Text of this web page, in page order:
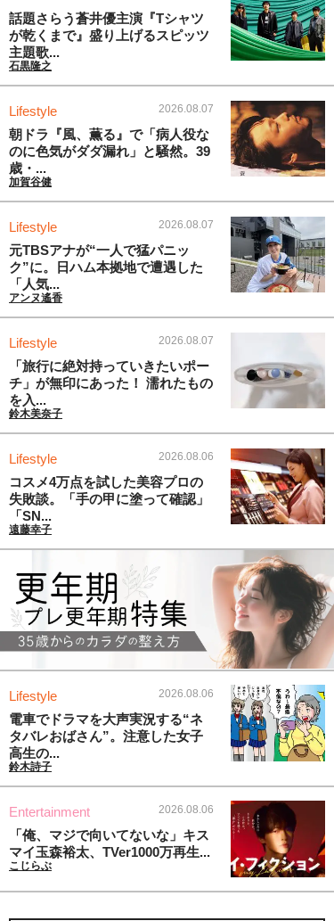
話題さらう蒼井優主演『Tシャツ
が乾くまで』盛り上げるスピッツ
主題歌...
石黒隆之
Lifestyle 2026.08.07
朝ドラ『風、薫る』で「病人役な
のに色気がダダ漏れ」と騒然。39
歳・...
加賀谷健
Lifestyle 2026.08.07
元TBSアナが“一人で猛パニッ
ク”に。日ハム本拠地で遭遇した
「人気...
アンヌ遙香
Lifestyle 2026.08.07
「旅行に絶対持っていきたいポー
チ」が無印にあった！ 濡れたもの
を入...
鈴木美奈子
Lifestyle 2026.08.06
コスメ4万点を試した美容プロの
失敗談。「手の甲に塗って確認」
「SN...
遠藤幸子
Lifestyle 2026.08.06
電車でドラマを大声実況する“ネ
タバレおばさん”。注意した女子
高生の...
鈴木詩子
Entertainment 2026.08.06
「俺、マジで向いてないな」キス
マイ玉森裕太、TVer1000万再生...
こじらぶ